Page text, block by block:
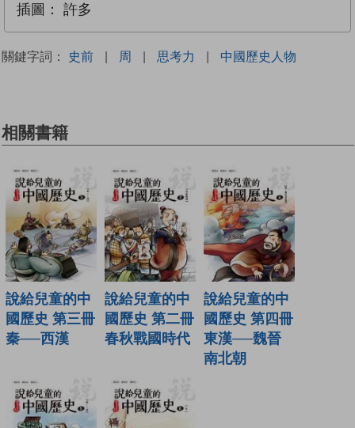
插圖： 許多
關鍵字詞： 史前 | 周 | 思考力 | 中國歷史人物
相關書籍
說給兒童的中
國歷史 第三冊
秦──西漢
說給兒童的中
國歷史 第二冊
春秋戰國時代
說給兒童的中
國歷史 第四冊
東漢──魏晉
南北朝